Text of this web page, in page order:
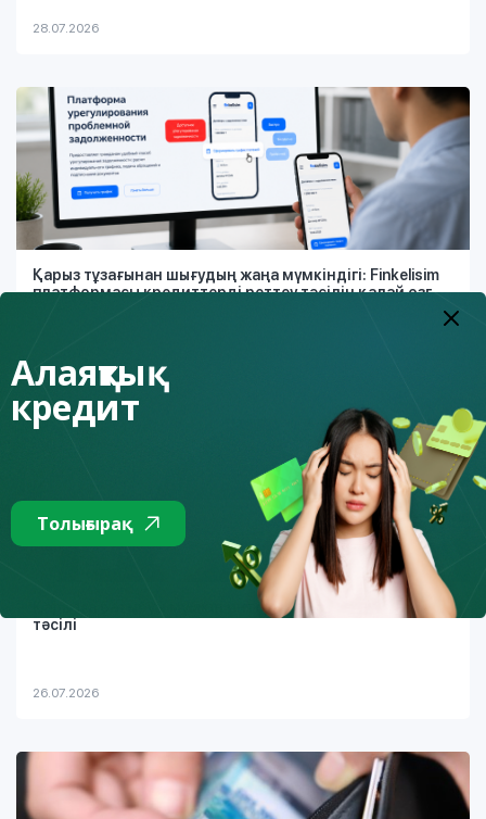
28.07.2026
Қарыз тұзағынан шығудың жаңа мүмкіндігі: Finkelisim
платформасы кредиттерді реттеу тәсілін қалай өзг...
Қарызға батыруы мүмкін интернет-алаяқтықтың екі
тәсілі
26.07.2026
Алаяқтық
кредит
Толығырақ